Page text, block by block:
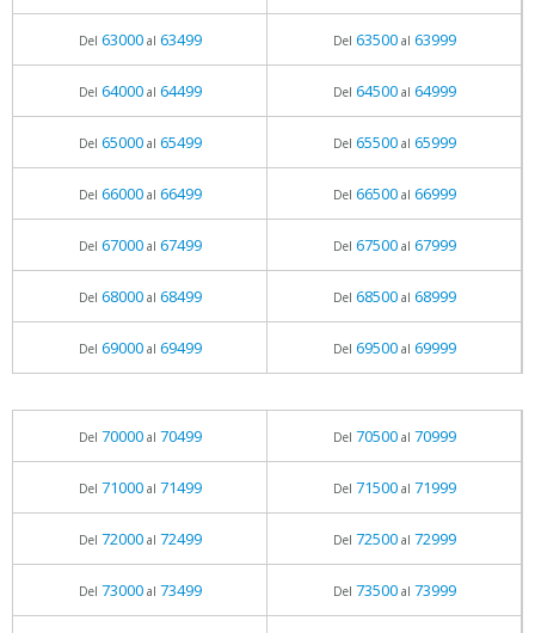
Del 63000al 63499 Del 63500al 63999
Del 64000al 64499 Del 64500al 64999
Del 65000al 65499 Del 65500al 65999
Del 66000al 66499 Del 66500al 66999
Del 67000al 67499 Del 67500al 67999
Del 68000al 68499 Del 68500al 68999
Del 69000al 69499 Del 69500al 69999
Del 70000al 70499 Del 70500al 70999
Del 71000al 71499 Del 71500al 71999
Del 72000al 72499 Del 72500al 72999
Del 73000al 73499 Del 73500al 73999